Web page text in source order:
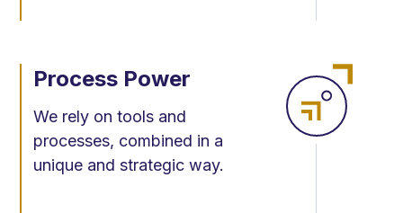
Process Power
We rely on tools and
processes, combined in a
unique and strategic way.